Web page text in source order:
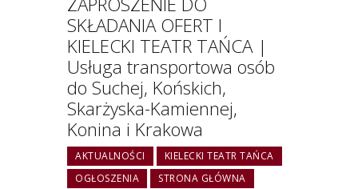
SKŁADANIA OFERT I
KIELECKI TEATR TAŃCA |
Usługa transportowa osób
do Suchej, Końskich,
Skarżyska-Kamiennej,
Konina i Krakowa
AKTUALNOŚCI
KIELECKI TEATR TAŃCA
OGŁOSZENIA
STRONA GŁÓWNA